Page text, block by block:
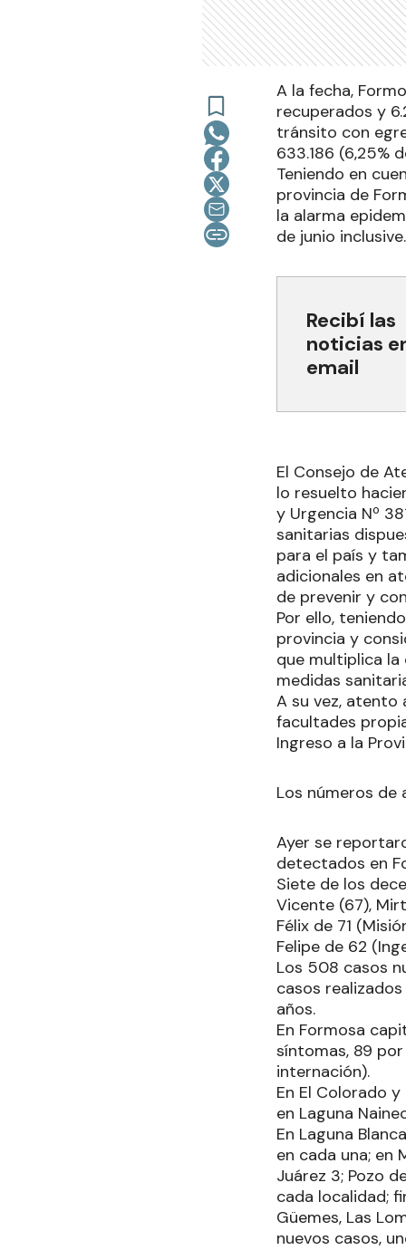
A la fecha,
recuperados y
tránsito con
633.186 (6,25%
Teniendo en
provincia de
la alarma
de junio inclusive.
Recibí las
noticias
email
El Consejo de
lo resuelto
y Urgencia Nº
sanitarias
para el país y
adicionales en
de prevenir y
Por ello,
provincia y
que multiplica la
medidas
A su vez, atento
facultades
Ingreso a la
Los números de
Ayer se
detectados en
Siete de los
Vicente (67),
Félix de 71
Felipe de 62
Los 508 casos
casos
años.
En Formosa
síntomas, 89
internación).
En El Colorado y
en Laguna
En Laguna
en cada una; en
Juárez 3; Pozo
cada localidad;
Güemes, Las
nuevos casos,